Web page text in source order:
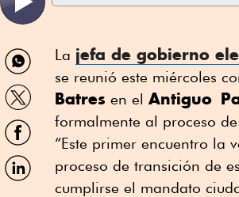
Compartir
por
WhatsApp
Compartir
por
Twitter
Compartir
por
Facebook
Compartir
por
La jefa de gobierno
se reunió este miércoles
Batres en el Antiguo
formalmente al proceso de
“Este primer encuentro la
proceso de transición de
cumplirse el mandato